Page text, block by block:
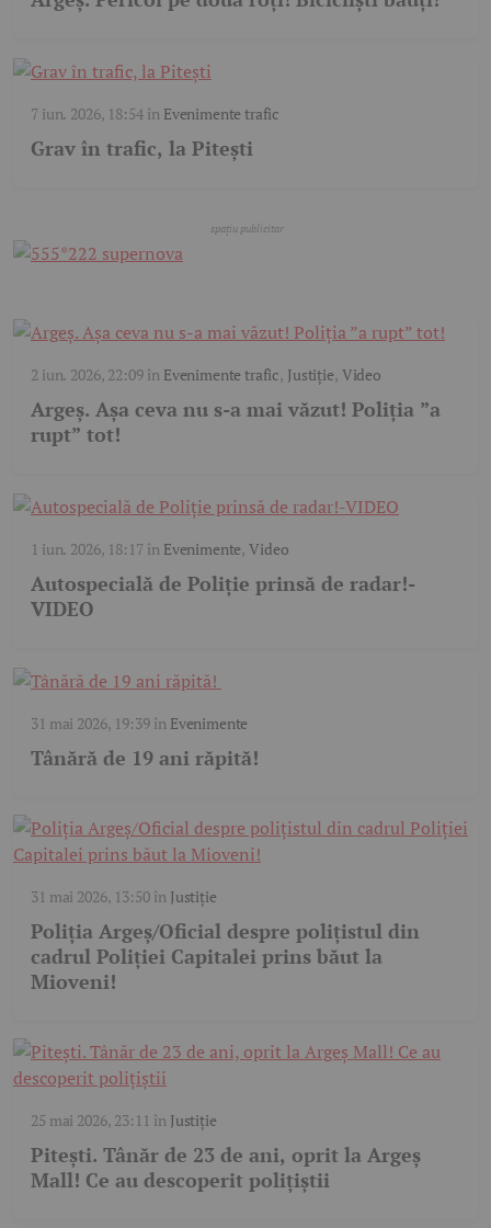
7 iun. 2026, 18:54în Evenimente trafic
Grav în trafic, la Pitești
2 iun. 2026, 22:09în Evenimente trafic, Justiție, Video
Argeș. Așa ceva nu s-a mai văzut! Poliția ”a
rupt” tot!
1 iun. 2026, 18:17în Evenimente,Video
Autospecială de Poliție prinsă de radar!-
VIDEO
31 mai 2026, 19:39în Evenimente
Tânără de 19 ani răpită!
31 mai 2026, 13:50în Justiție
Poliția Argeș/Oficial despre polițistul din
cadrul Poliției Capitalei prins băut la
Mioveni!
25 mai 2026, 23:11 în Justiție
Pitești. Tânăr de 23 de ani, oprit la Argeș
Mall! Ce au descoperit polițiștii